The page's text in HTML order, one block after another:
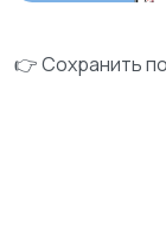
👉 Сохранить